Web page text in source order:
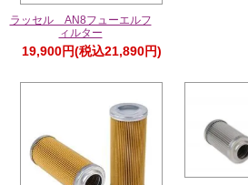
ラッセル AN8フューエルフ
ィルター
19,900円(税込21,890円)